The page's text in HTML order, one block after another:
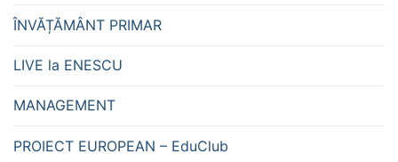
ÎNVĂȚĂMÂNT PRIMAR
LIVE la ENESCU
MANAGEMENT
PROIECT EUROPEAN – EduClub